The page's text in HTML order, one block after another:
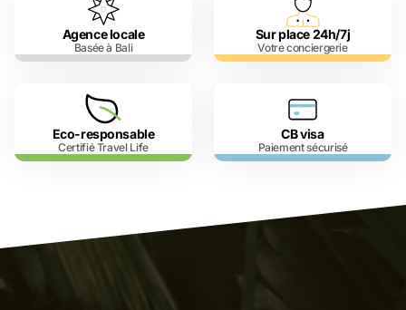
Agence locale
Basée à Bali
Sur place 24h/7j
Votre conciergerie
Eco-responsable
Certifié Travel Life
CB visa
Paiement sécurisé